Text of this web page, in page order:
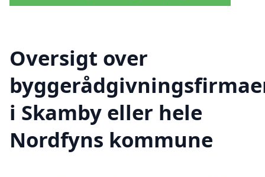
Oversigt over
i Skamby eller hele
Nordfyns kommune